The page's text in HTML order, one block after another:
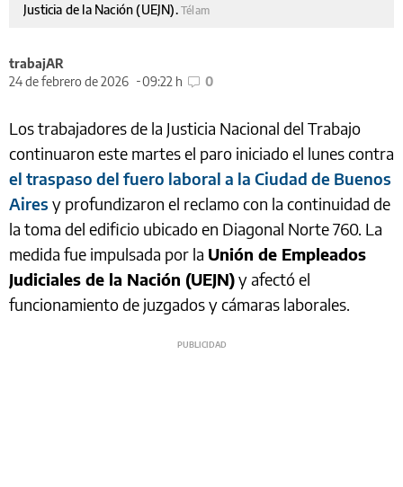
Justicia de la Nación (UEJN). Télam
trabajAR
24 de febrero de 2026
09:22 h 0
Los trabajadores de la Justicia Nacional del Trabajo
continuaron este martes el paro iniciado el lunes contra
el traspaso del fuero laboral a la Ciudad de Buenos
Aires y profundizaron el reclamo con la continuidad de
la toma del edificio ubicado en Diagonal Norte 760. La
medida fue impulsada por la Unión de Empleados
Judiciales de la Nación (UEJN)y afectó el
funcionamiento de juzgados y cámaras laborales.